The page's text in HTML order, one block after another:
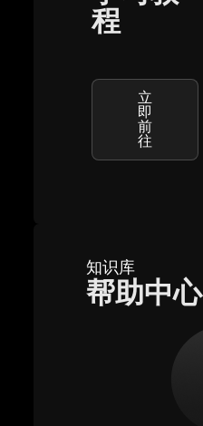
程
立
即
前
往
知识库
帮助中心